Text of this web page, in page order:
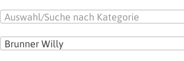
Auswahl/Suche nach Kategorie
Brunner Willy